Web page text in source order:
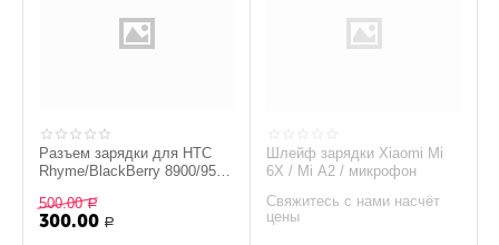
Разъем зарядки для HTC
Rhyme/BlackBerry 8900/9500
500.00 Р
300.00 Р
Шлейф зарядки Xiaomi Mi
6X / Mi A2 / микрофон
Свяжитесь с нами насчёт
цены